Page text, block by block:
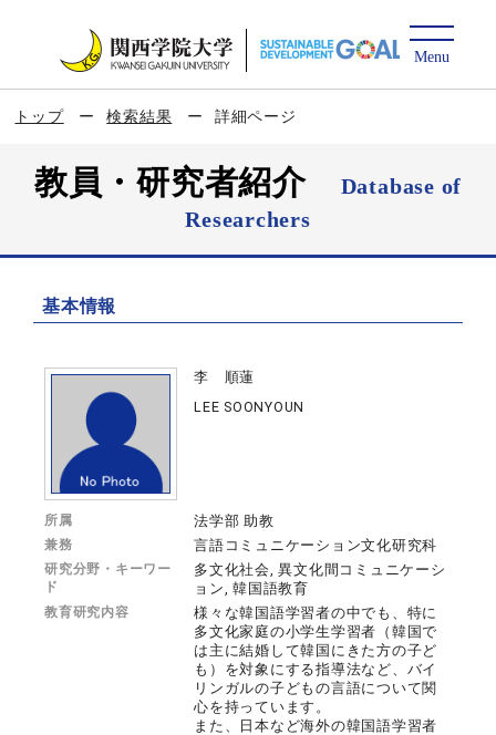
トップ 検索結果 詳細ページ
教員・研究者紹介
Database of
Researchers
基本情報
李 順蓮
LEE SOONYOUN
所属 法学部 助教
兼務 言語コミュニケーション文化研究科
研究分野・キーワー
ド
多文化社会, 異文化間コミュニケーシ
ョン, 韓国語教育
教育研究内容
様々な韓国語学習者の中でも、特に
多文化家庭の小学生学習者（韓国で
は主に結婚して韓国にきた方の子ど
も）を対象にする指導法など、バイ
リンガルの子どもの言語について関
心を持っています。
また、日本など海外の韓国語学習者